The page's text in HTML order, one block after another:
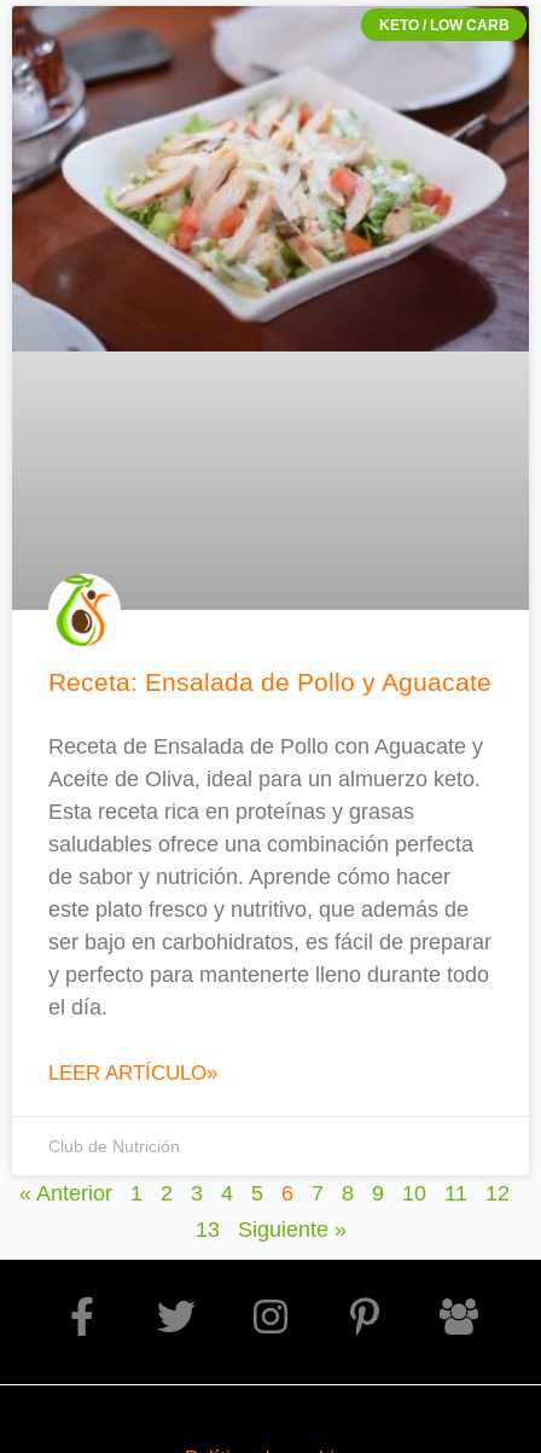
KETO / LOW CARB
Receta: Ensalada de Pollo y Aguacate
Receta de Ensalada de Pollo con Aguacate y
Aceite de Oliva, ideal para un almuerzo keto.
Esta receta rica en proteínas y grasas
saludables ofrece una combinación perfecta
de sabor y nutrición. Aprende cómo hacer
este plato fresco y nutritivo, que además de
ser bajo en carbohidratos, es fácil de preparar
y perfecto para mantenerte lleno durante todo
el día.
LEER ARTÍCULO»
Club de Nutrición
« Anterior 1 2 3 4 5 6 7 8 9 10 11
12
13
Siguiente »